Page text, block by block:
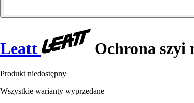
Leatt Ochrona szyi
Produkt niedostępny
Wszystkie warianty wyprzedane